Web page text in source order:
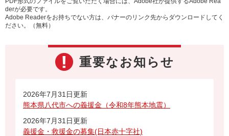
derが必要です。
Adobe Readerをお持ちでない方は、バナーのリンク先からダウンロードしてく
ださい。（無料）
重要なお知らせ
2026年7月31日更新
熊本県八代市への義援金（令和8年熊本地震）
2026年7月31日更新
義援金・救援金の募集(日本赤十字社)